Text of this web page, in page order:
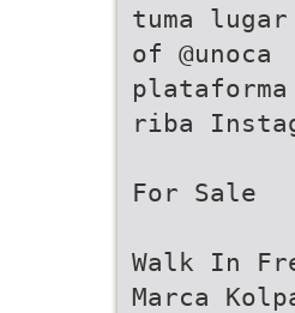
tuma
of @unoca
riba
For Sale
Walk In
Marca